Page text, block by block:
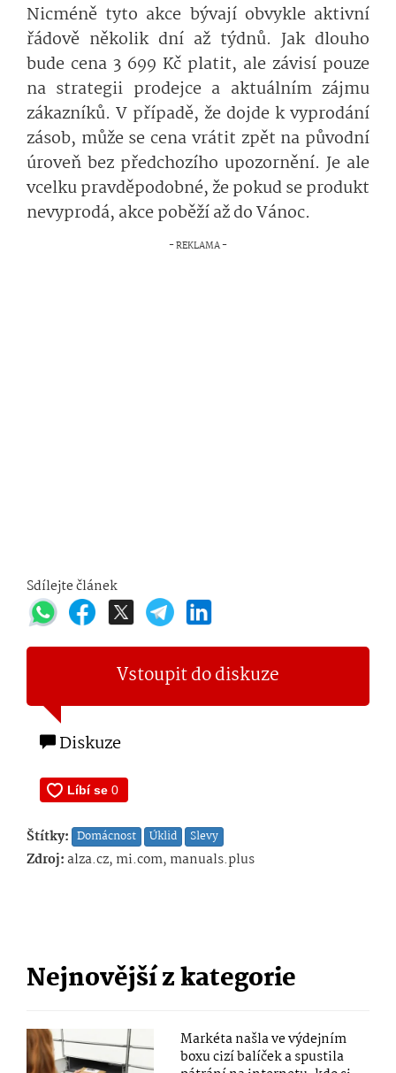
Nicméně tyto akce bývají obvykle aktivní
řádově několik dní až týdnů. Jak dlouho
bude cena 3 699 Kč platit, ale závisí pouze
na strategii prodejce a aktuálním zájmu
zákazníků. V případě, že dojde k vyprodání
zásob, může se cena vrátit zpět na původní
úroveň bez předchozího upozornění. Je ale
vcelku pravděpodobné, že pokud se produkt
nevyprodá, akce poběží až do Vánoc.
Sdílejte článek
Vstoupit do diskuze
Diskuze
Štítky: Domácnost Úklid Slevy
Zdroj:alza.cz, mi.com, manuals.plus
Nejnovější z kategorie
Markéta našla ve výdejním
boxu cizí balíček a spustila